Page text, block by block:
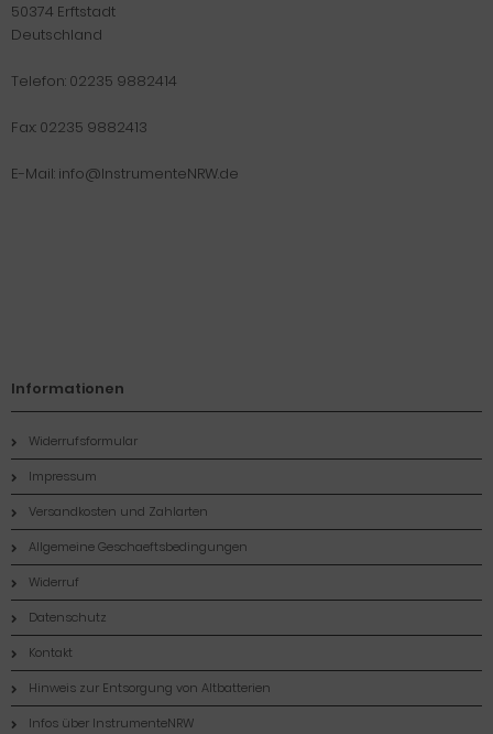
50374 Erftstadt
Deutschland
Telefon: 02235 9882414
Fax: 02235 9882413
E-Mail: info@InstrumenteNRW.de
Informationen
Widerrufsformular
Impressum
Versandkosten und Zahlarten
Allgemeine Geschaeftsbedingungen
Widerruf
Datenschutz
Kontakt
Hinweis zur Entsorgung von Altbatterien
Infos über InstrumenteNRW